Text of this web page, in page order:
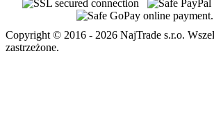
Copyright © 2016 - 2026 NajTrade s.r.o.
zastrzeżone.